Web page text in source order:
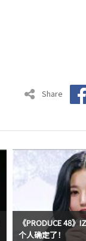
Share
《PRODUCE 48
个人确定了！